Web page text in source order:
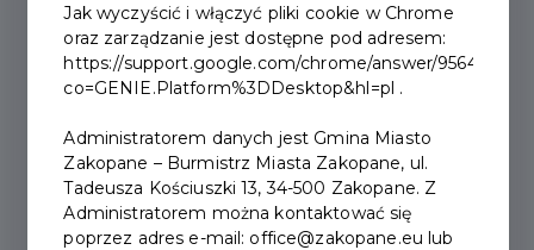
W NARCIARSTWIE
ALPEJSKIM
Termin zawodów został przesunięty z 7 na 15 marca.
Zawodnicy będą rywalizować o nagrody o łącznej
wartości ponad 30 tysięcy złotych.
Organizatorzy przypominają jednocześnie o istotnej
Jak wyczyścić i włączyć pliki cookie w Chrome
oraz zarządzanie jest dostępne pod adresem:
https://support.google.com/chrome/answer/95647?
co=GENIE.Platform%3DDesktop&hl=pl .
Administratorem danych jest Gmina Miasto
Zakopane – Burmistrz Miasta Zakopane, ul.
Tadeusza Kościuszki 13, 34-500 Zakopane. Z
Administratorem można kontaktować się
poprzez adres e-mail: office@zakopane.eu lub